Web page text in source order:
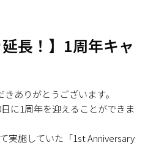
長！】1周年キャ
ありがとうございます。
に1周年を迎えることができま
実施していた「1st Anniversary